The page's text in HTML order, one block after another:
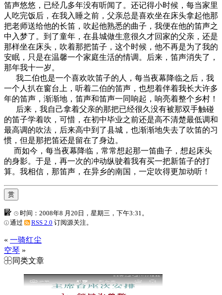
笛声悠悠，已经几多年没有听闻了。还记得小时候，每当家里
人吃完饭后，在我入睡之前，父亲总是喜欢坐在床头拿起他那
把老师送给他的长笛，吹起他熟悉的曲子，我便在他的笛声之
中入梦了。到了童年，在县城做生意很久才回家的父亲，还是
那样坐在床头，吹着那把笛子，这个时候，他不再是为了我的
安眠，只是在温馨一个家庭生活的情调。后来，笛声消失了，
那年我十一岁。
我二伯也是一个喜欢吹笛子的人，每当夜幕降临之后，我
一个人扒在窗台上，听着二伯的笛声，也想着伴着我长大许多
年的笛声，渐渐地，笛声和笛声一同响起，响亮着整个乡村！
后来，我自己拿着父亲的那把已经很久没有被那双手触碰
的笛子学着吹，可惜，在初中毕业之前还是高不清楚最低调和
最高调的吹法，后来高中到了县城，也渐渐地失去了吹笛的习
惯，但是那把笛还是留在了身边。
而如今，每当夜幕降临，常常想起那一笛曲子，想起床头
的身影。于是，再一次的冲动纵驶着我有买一把新笛子的打
算。我相信，那笛声，在异乡的南国，一定吹得更加动听！
赏
时间：2008年8 月20日，星期三，下午3:31。
通过
RSS 2.0 订阅源关注。
« 一骑红尘
空琴 »
同类文章